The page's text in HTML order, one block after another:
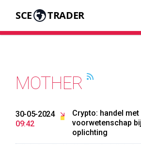
SCE TRADER
MOTHER
30-05-2024
09:42
Crypto: handel met
voorwetenschap
oplichting